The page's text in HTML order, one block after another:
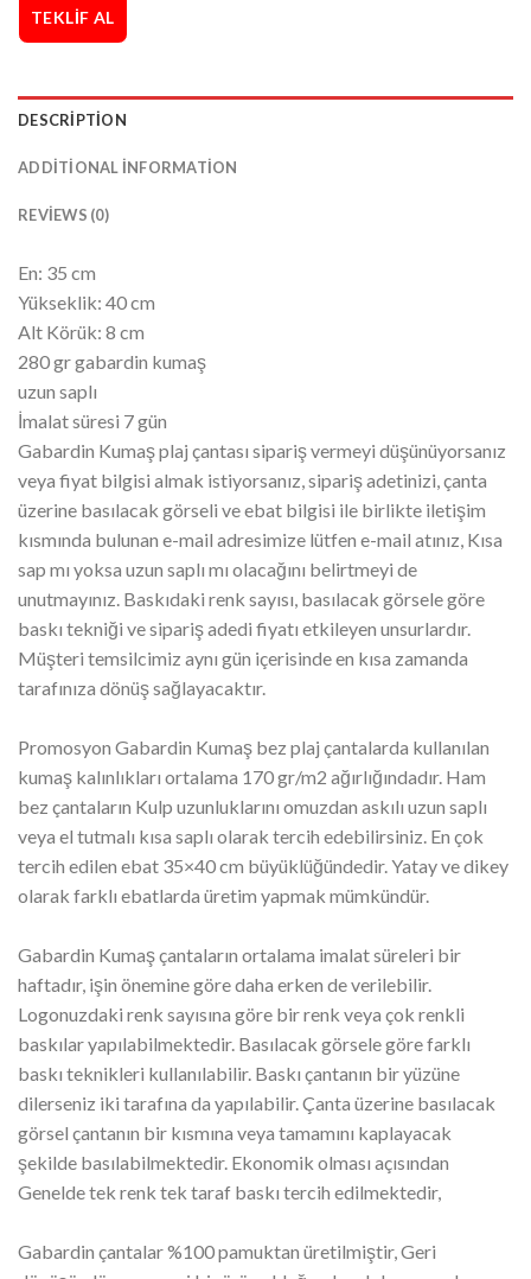
TEKLIF AL
DESCRIPTION
ADDITIONAL INFORMATION
REVIEWS (0)
En: 35 cm
Yükseklik: 40 cm
Alt Körük: 8 cm
280 gr gabardin kumaş
uzun saplı
İmalat süresi 7 gün
Gabardin Kumaş plaj çantası sipariş vermeyi düşünüyorsanız
veya fiyat bilgisi almak istiyorsanız, sipariş adetinizi, çanta
üzerine basılacak görseli ve ebat bilgisi ile birlikte iletişim
kısmında bulunan e-mail adresimize lütfen e-mail atınız, Kısa
sap mı yoksa uzun saplı mı olacağını belirtmeyi de
unutmayınız. Baskıdaki renk sayısı, basılacak görsele göre
baskı tekniği ve sipariş adedi fiyatı etkileyen unsurlardır.
Müşteri temsilcimiz aynı gün içerisinde en kısa zamanda
tarafınıza dönüş sağlayacaktır.
Promosyon Gabardin Kumaş bez plaj çantalarda kullanılan
kumaş kalınlıkları ortalama 170 gr/m2 ağırlığındadır. Ham
bez çantaların Kulp uzunluklarını omuzdan askılı uzun saplı
veya el tutmalı kısa saplı olarak tercih edebilirsiniz. En çok
tercih edilen ebat 35×40 cm büyüklüğündedir. Yatay ve dikey
olarak farklı ebatlarda üretim yapmak mümkündür.
Gabardin Kumaş çantaların ortalama imalat süreleri bir
haftadır, işin önemine göre daha erken de verilebilir.
Logonuzdaki renk sayısına göre bir renk veya çok renkli
baskılar yapılabilmektedir. Basılacak görsele göre farklı
baskı teknikleri kullanılabilir. Baskı çantanın bir yüzüne
dilerseniz iki tarafına da yapılabilir. Çanta üzerine basılacak
görsel çantanın bir kısmına veya tamamını kaplayacak
şekilde basılabilmektedir. Ekonomik olması açısından
Genelde tek renk tek taraf baskı tercih edilmektedir,
Gabardin çantalar %100 pamuktan üretilmiştir, Geri